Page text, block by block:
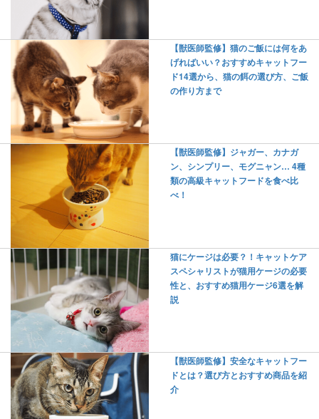
【獣医師監修】猫のご飯には何をあ
げればいい？おすすめキャットフー
ド14選から、猫の餌の選び方、ご飯
の作り方まで
【獣医師監修】ジャガー、カナガ
ン、シンプリー、モグニャン… 4種
類の高級キャットフードを食べ比
べ！
猫にケージは必要？！キャットケア
スペシャリストが猫用ケージの必要
性と、おすすめ猫用ケージ6選を解
説
【獣医師監修】安全なキャットフー
ドとは？選び方とおすすめ商品を紹
介